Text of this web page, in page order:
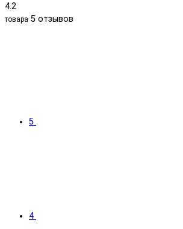
4.2
товара 5 отзывов
5
4